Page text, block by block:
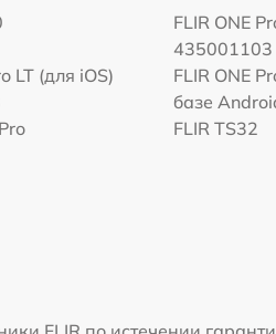
FLIR ONE
435001103
LT (для iOS)
FLIR ONE
базе
FLIR TS32